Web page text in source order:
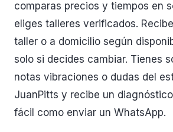
comparas precios y tiempos en
eliges talleres verificados.
taller o a domicilio según
solo si decides cambiar. Tienes
notas vibraciones o dudas del
JuanPitts y recibe un
fácil como enviar un WhatsApp.